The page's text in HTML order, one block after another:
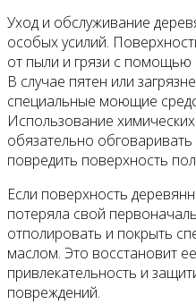
Уход и обслуживание
особых усилий.
от пыли и грязи с помощью
В случае пятен или
специальные моющие
Использование
обязательно
повредить поверхность
Если поверхность
потеряла свой
отполировать и покрыть
маслом. Это восстановит
привлекательность и
повреждений.